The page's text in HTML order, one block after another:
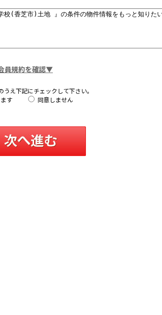
員規約を確認▼
え下記にチェックして下さい。
す
同意しません